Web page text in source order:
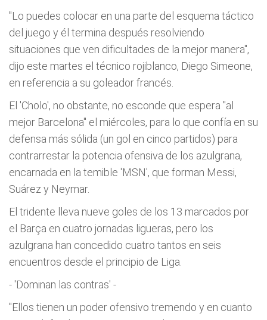
"Lo puedes colocar en una parte del esquema táctico
del juego y él termina después resolviendo
situaciones que ven dificultades de la mejor manera",
dijo este martes el técnico rojiblanco, Diego Simeone,
en referencia a su goleador francés.
El 'Cholo', no obstante, no esconde que espera "al
mejor Barcelona" el miércoles, para lo que confía en su
defensa más sólida (un gol en cinco partidos) para
contrarrestar la potencia ofensiva de los azulgrana,
encarnada en la temible 'MSN', que forman Messi,
Suárez y Neymar.
El tridente lleva nueve goles de los 13 marcados por
el Barça en cuatro jornadas ligueras, pero los
azulgrana han concedido cuatro tantos en seis
encuentros desde el principio de Liga.
- 'Dominan las contras' -
"Ellos tienen un poder ofensivo tremendo y en cuanto